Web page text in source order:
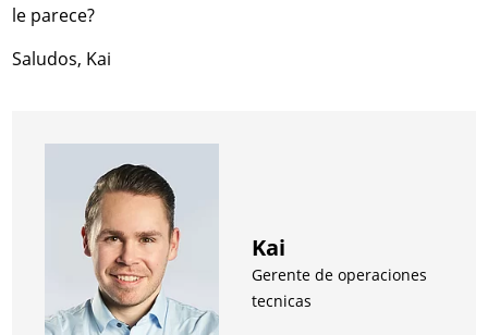
le parece?
Saludos, Kai
Kai
Gerente de operaciones
tecnicas